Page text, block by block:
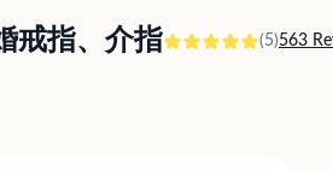
戒指、介指 (5)563